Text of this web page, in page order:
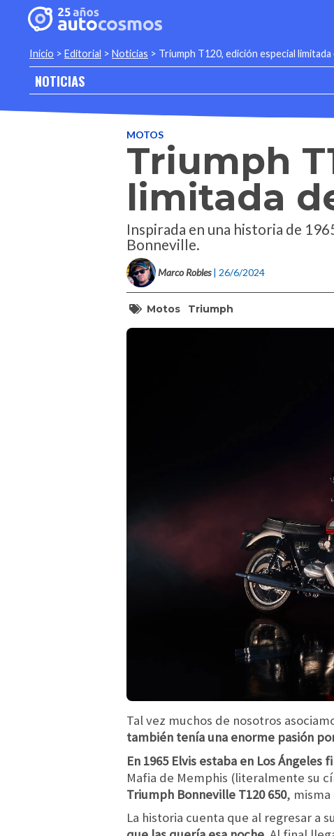
Inicio > Editorial > Noticias > Triumph T120, edición especial limitada
NOTICIAS
MOTOS
Triumph
limitada
Inspirada en una historia de
Bonneville.
Marco Robles | 26/6/2024
Motos Triumph
Tal vez muchos de nosotros
también tenía una enorme pasión
En 1965 Elvis estaba en Los
Mafia de Memphis (literalmente su
Triumph Bonneville T120 650, misma
La historia cuenta que al regresar a